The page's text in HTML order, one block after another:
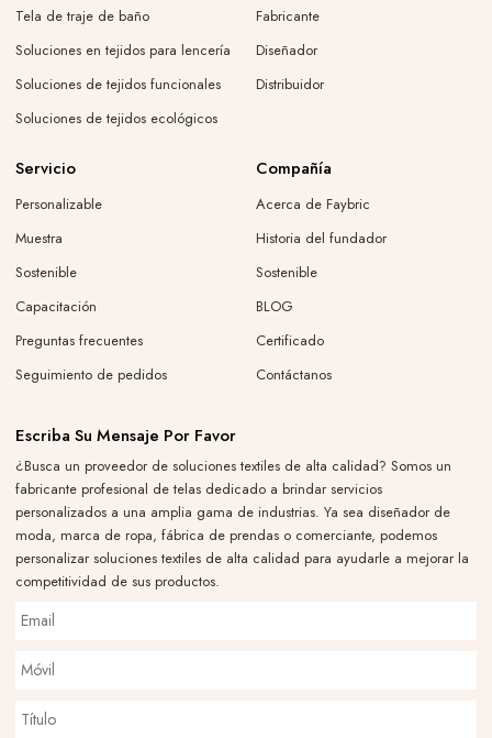
Tela de traje de baño
Soluciones en tejidos para lencería
Soluciones de tejidos funcionales
Soluciones de tejidos ecológicos
Fabricante
Diseñador
Distribuidor
Servicio
Personalizable
Muestra
Sostenible
Capacitación
Preguntas frecuentes
Seguimiento de pedidos
Compañía
Acerca de Faybric
Historia del fundador
Sostenible
BLOG
Certificado
Contáctanos
Escriba Su Mensaje Por Favor
¿Busca un proveedor de soluciones textiles de alta calidad? Somos un
fabricante profesional de telas dedicado a brindar servicios
personalizados a una amplia gama de industrias. Ya sea diseñador de
moda, marca de ropa, fábrica de prendas o comerciante, podemos
personalizar soluciones textiles de alta calidad para ayudarle a mejorar la
competitividad de sus productos.